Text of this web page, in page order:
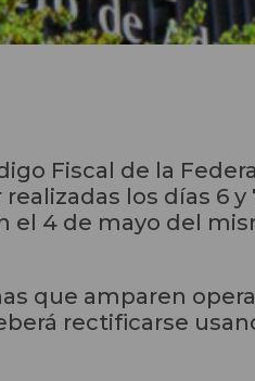
Fiscal de la
los días 6 y
el 4 de mayo del
que amparen
rectificarse